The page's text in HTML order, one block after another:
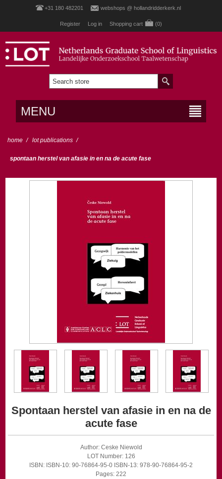
+31 180 482201 webshops @ hollandridderkerk.nl
Register Log in Shopping cart (0)
MENU
home / lot publications /
spontaan herstel van afasie in en na de acute fase
Spontaan herstel van afasie in en na de
acute fase
Author: Ceske Niewold
LOT Number: 126
ISBN: ISBN-10: 90-76864-95-0 ISBN-13: 978-90-76864-95-2
Pages: 222